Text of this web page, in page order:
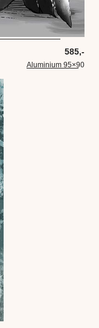
585,-
Aluminium 95×90